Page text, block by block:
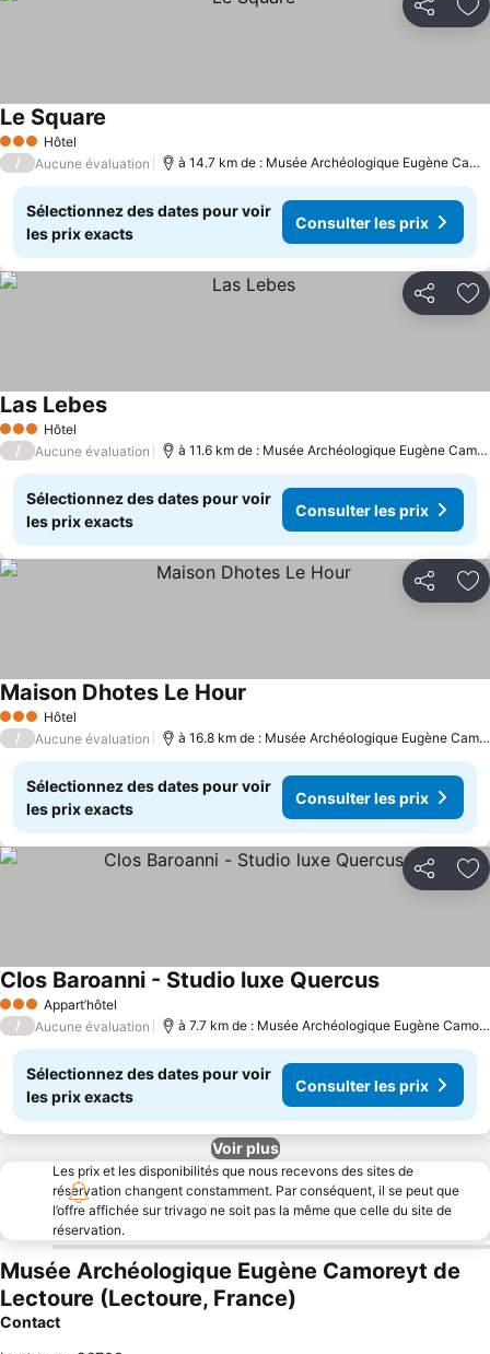
Partager
3 ÉtoilesHôtel
Le Square
/ Aucune évaluation à 14.7 km de : Musée Archéologique Eugène
Sélectionnez des dates pour voir
les prix exacts
Consulter les prix
Partager
3 ÉtoilesHôtel
Las LebesConsulter les prix
/ Aucune évaluation à 11.6 km de : Musée Archéologique Eugène
Sélectionnez des dates pour voir
les prix exacts
Consulter les prix
Partager
3 ÉtoilesHôtel
Maison Dhotes Le Hour
/ Aucune évaluation à 16.8 km de : Musée Archéologique Eugène
Sélectionnez des dates pour voir
les prix exacts
Consulter les prix
Partager
3 ÉtoilesAppart’hôtel
Clos Baroanni - Studio luxe QuercusConsulter
/ Aucune évaluation à 7.7 km de : Musée Archéologique Eugène
Sélectionnez des dates pour voir
les prix exacts
Consulter les prix
Voir plus
Les prix et les disponibilités que nous recevons des sites de
réservation changent constamment. Par conséquent, il se peut que
l’offre affichée sur trivago ne soit pas la même que celle du site de
réservation.
Musée Archéologique Eugène Camoreyt de
Lectoure (Lectoure, France)
Contact